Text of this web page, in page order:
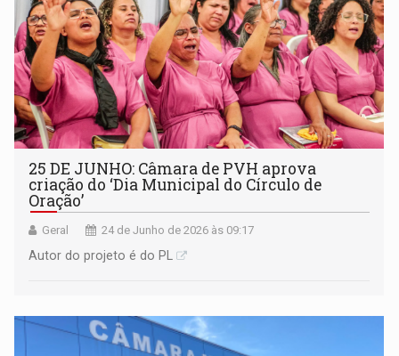
25 DE JUNHO: Câmara de PVH aprova
criação do ‘Dia Municipal do Círculo de
Oração’
Geral 24 de Junho de 2026 às 09:17
Autor do projeto é do PL